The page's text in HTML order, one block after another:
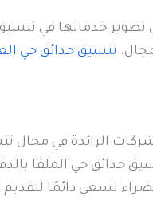
خدماتها في
تنسيق حدائق حي
الرائدة في مجال
حدائق حي الملقا
تسعى دائمًا